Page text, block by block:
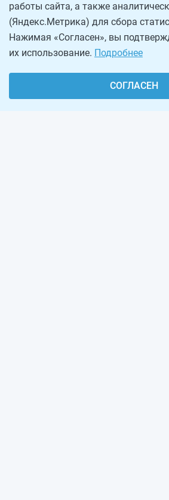
работы сайта, а также
(Яндекс.Метрика) для сбора
Нажимая «Согласен», вы
их использование. Подробнее
СОГЛАСЕН